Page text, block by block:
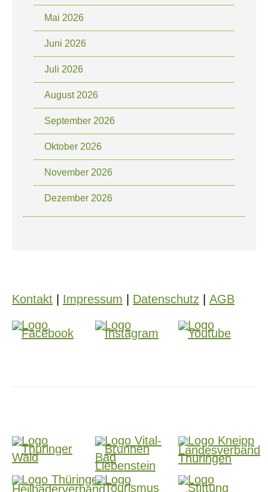
Mai 2026
Juni 2026
Juli 2026
August 2026
September 2026
Oktober 2026
November 2026
Dezember 2026
Kontakt Impressum Datenschutz AGB